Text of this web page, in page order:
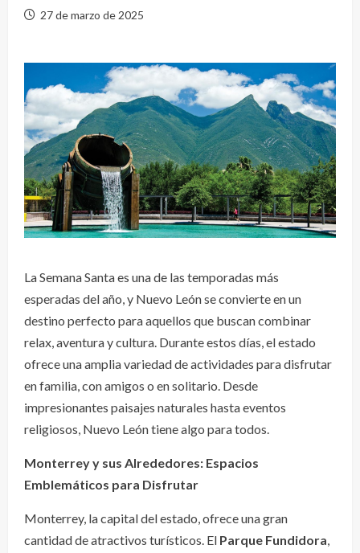
27 de marzo de 2025
La Semana Santa es una de las temporadas más
esperadas del año, y Nuevo León se convierte en un
destino perfecto para aquellos que buscan combinar
relax, aventura y cultura. Durante estos días, el estado
ofrece una amplia variedad de actividades para disfrutar
en familia, con amigos o en solitario. Desde
impresionantes paisajes naturales hasta eventos
religiosos, Nuevo León tiene algo para todos.
Monterrey y sus Alrededores: Espacios
Emblemáticos para Disfrutar
Monterrey, la capital del estado, ofrece una gran
cantidad de atractivos turísticos. El Parque Fundidora,